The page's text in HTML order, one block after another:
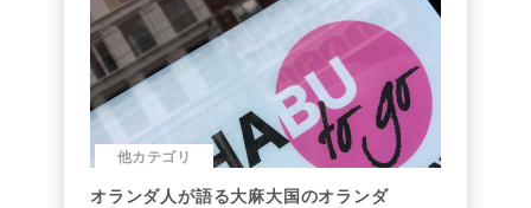
他カテゴリ
オランダ人が語る大麻大国のオランダ